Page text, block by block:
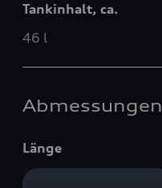
Tankinhalt, ca.
46 l
Abmessungen
Länge